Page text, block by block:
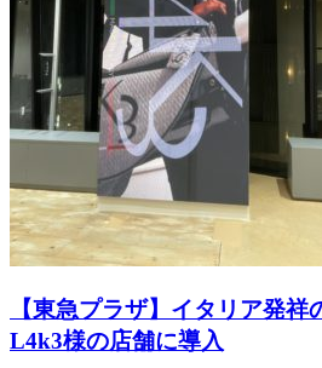
【東急プラザ】イタリア発祥
L4k3様の店舗に導入